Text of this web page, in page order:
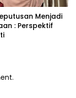
Menjadi
: Perspektif